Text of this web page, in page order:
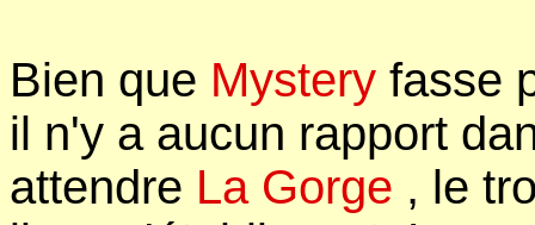
Bien que Mystery fasse
il n'y a aucun rapport
attendre La Gorge , le